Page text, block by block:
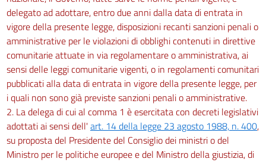
delegato ad adottare, entro due anni dalla data di entrata in
vigore della presente legge, disposizioni recanti sanzioni penali o
amministrative per le violazioni di obblighi contenuti in direttive
comunitarie attuate in via regolamentare o amministrativa, ai
sensi delle leggi comunitarie vigenti, o in regolamenti comunitari
pubblicati alla data di entrata in vigore della presente legge, per
i quali non sono già previste sanzioni penali o amministrative.
2. La delega di cui al comma 1 è esercitata con decreti legislativi
adottati ai sensi dell' art. 14 della legge 23 agosto 1988, n. 400,
su proposta del Presidente del Consiglio dei ministri o del
Ministro per le politiche europee e del Ministro della giustizia, di